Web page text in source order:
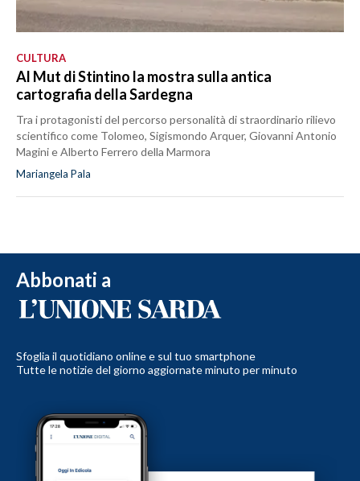
CULTURA
Al Mut di Stintino la mostra sulla antica
cartografia della Sardegna
Tra i protagonisti del percorso personalità di straordinario rilievo
scientifico come Tolomeo, Sigismondo Arquer, Giovanni Antonio
Magini e Alberto Ferrero della Marmora
Mariangela Pala
Abbonati a
Sfoglia il quotidiano online e sul tuo smartphone
Tutte le notizie del giorno aggiornate minuto per minuto